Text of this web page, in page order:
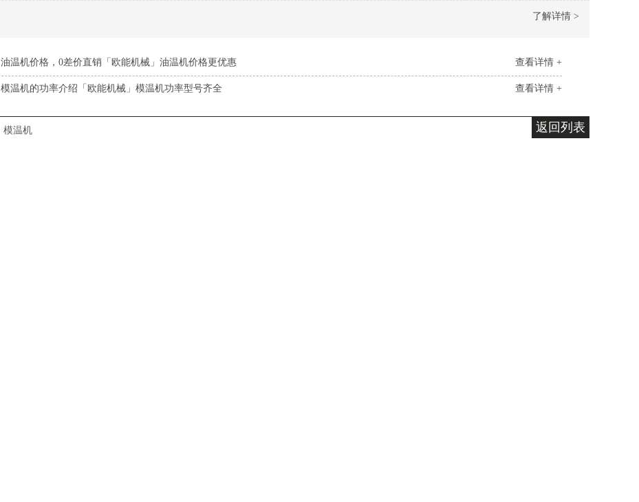
了解详情 >
查看详情 +
油温机价格，0差价直销「欧能机械」油温机价格更优惠
查看详情 +
模温机的功率介绍「欧能机械」模温机功率型号齐全
返回列表
模温机